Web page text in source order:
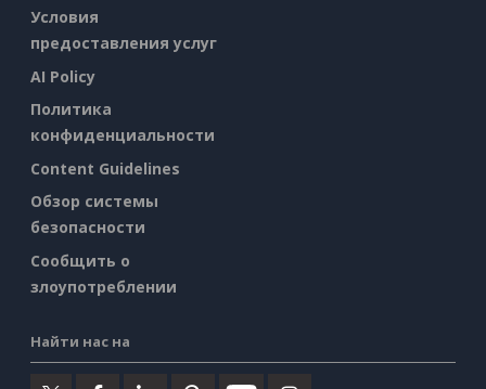
Условия
предоставления услуг
AI Policy
Политика
конфиденциальности
Content Guidelines
Обзор системы
безопасности
Сообщить о
злоупотреблении
Найти нас на